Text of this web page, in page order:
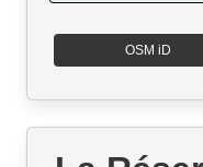
OSM iD